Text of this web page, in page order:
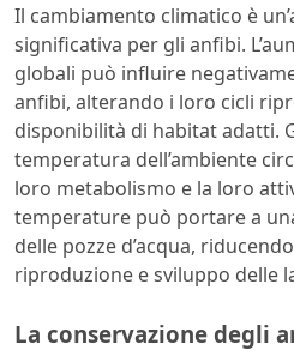
Il cambiamento climatico è
significativa per gli anfibi.
globali può influire
anfibi, alterando i loro cicli
disponibilità di habitat adatti.
temperatura dell’ambiente
loro metabolismo e la loro
temperature può portare a
delle pozze d’acqua,
riproduzione e sviluppo delle
La conservazione degli